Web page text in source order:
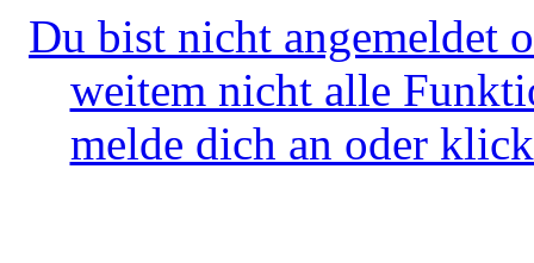
Du bist nicht angemeldet
weitem nicht alle
melde dich an oder